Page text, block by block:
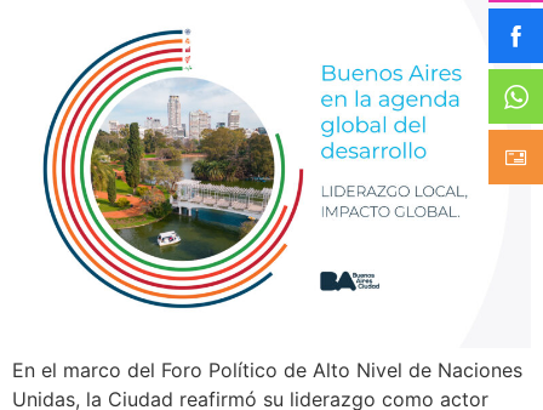
En el marco del Foro Político de Alto Nivel de Naciones
Unidas, la Ciudad reafirmó su liderazgo como actor